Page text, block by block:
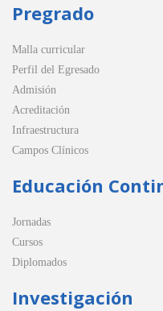
Pregrado
Malla curricular
Perfil del Egresado
Admisión
Acreditación
Infraestructura
Campos Clínicos
Educación
Jornadas
Cursos
Diplomados
Investigación